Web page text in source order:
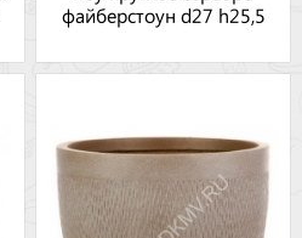
файберстоун d27 h25,5